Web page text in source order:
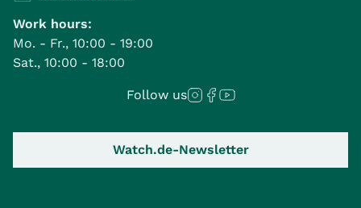
Work hours:
Mo. - Fr., 10:00 - 19:00
Sat., 10:00 - 18:00
Follow us
Watch.de-Newsletter